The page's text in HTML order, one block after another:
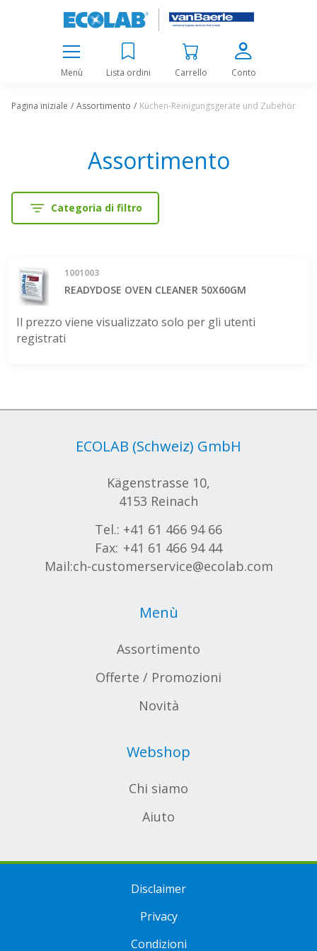
Menù Lista ordini Carrello Conto
Pagina iniziale Assortimento Küchen-Reinigungsgeräte und Zubehör
Assortimento
Categoria di filtro
1001003
READYDOSE OVEN CLEANER 50X60GM
Il prezzo viene visualizzato solo per gli utenti
registrati
ECOLAB (Schweiz) GmbH
Kägenstrasse 10,
4153 Reinach
Tel.: +41 61 466 94 66
Fax: +41 61 466 94 44
Mail:ch-customerservice@ecolab.com
Menù
Assortimento
Offerte / Promozioni
Novità
Webshop
Chi siamo
Aiuto
Disclaimer
Privacy
Condizioni